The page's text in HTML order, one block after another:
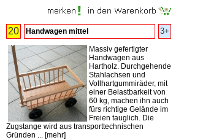
20 Handwagen mittel 3+
Massiv gefertigter
Handwagen aus
Hartholz. Durchgehende
Stahlachsen und
Vollhartgummiräder, mit
einer Belastbarkeit von
60 kg, machen ihn auch
fürs richtige Gelände im
Freien tauglich. Die
Zugstange wird aus transporttechnischen
Gründen ... [mehr]